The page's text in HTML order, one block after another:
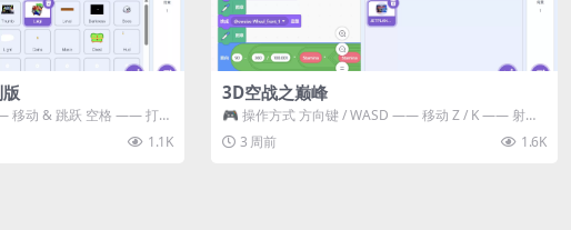
移动 & 跳跃 空格 —— 打开
1.1K
3D空战之巅峰
🎮 操作方式 方向键 / WASD —— 移动 Z / K —— 射击 /
攻击...
3 周前 1.6K